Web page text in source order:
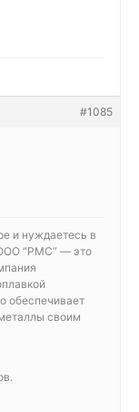
#1085
и нуждаетесь в
ООО “РМС” — это
обеспечивает
своим